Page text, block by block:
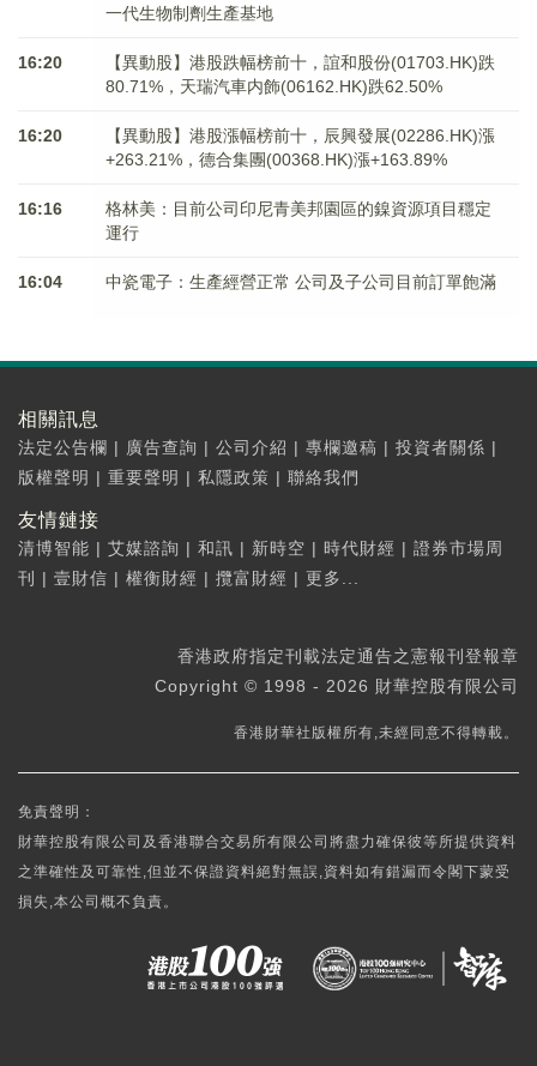
一代生物制劑生產基地
16:20
【異動股】港股跌幅榜前十，誼和股份(01703.HK)跌
80.71%，天瑞汽車内飾(06162.HK)跌62.50%
16:20
【異動股】港股漲幅榜前十，辰興發展(02286.HK)漲
+263.21%，德合集團(00368.HK)漲+163.89%
16:16
格林美：目前公司印尼青美邦園區的鎳資源項目穩定
運行
16:04 中瓷電子：生產經營正常 公司及子公司目前訂單飽滿
相關訊息
法定公告欄 | 廣告查詢 | 公司介紹 | 專欄邀稿 | 投資者關係 |
版權聲明 | 重要聲明 | 私隱政策 | 聯絡我們
友情鏈接
清博智能 | 艾媒諮詢 | 和訊 | 新時空 | 時代財經 | 證券市場周
刊
| 壹財信 | 權衡財經 | 攬富財經 | 更多...
香港政府指定刊載法定通告之憲報刊登報章
Copyright © 1998 - 2026 財華控股有限公司
香港財華社版權所有,未經同意不得轉載。
免責聲明：
財華控股有限公司及香港聯合交易所有限公司將盡力確保彼等所提供資料
之準確性及可靠性,但並不保證資料絕對無誤,資料如有錯漏而令閣下蒙受
損失,本公司概不負責。